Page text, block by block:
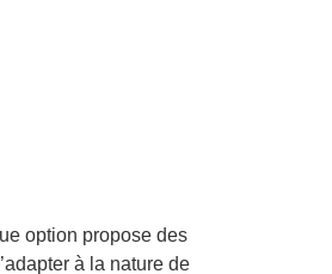
option propose des
à la nature de